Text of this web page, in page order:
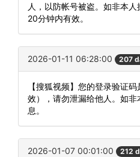
人，以防帐号被盗。如非本
20分钟内有效。
2026-01-11 06:28:00 207
【搜狐视频】您的登录验证
效），请勿泄漏给他人。如
息。
2026-01-07 00:01:00 212